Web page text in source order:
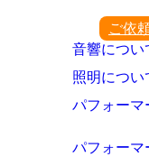
ご依
音響につい
照明につい
パフォーマ
パフォーマ